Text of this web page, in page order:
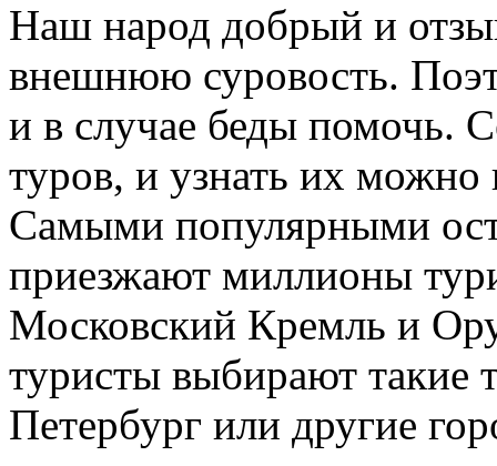
Наш народ добрый и
внешнюю суровость.
и в случае беды помочь.
туров, и узнать их можно
Самыми популярными
приезжают миллионы
Московский Кремль и
туристы выбирают такие
Петербург или другие